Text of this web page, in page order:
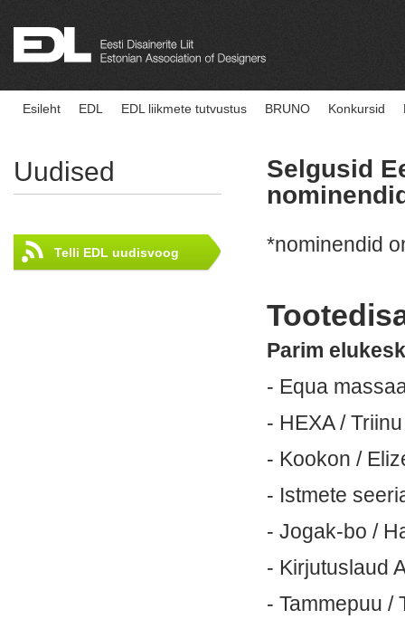
Esileht EDL EDL liikmete tutvustus BRUNO Konkursid
Uudised
Telli EDL uudisvoog
Selgusid
*nominendid
Parim
- Equa
- HEXA /
- Kookon /
- Istmete
- Jogak-bo /
- Kirjutuslaud
- Tammepuu /